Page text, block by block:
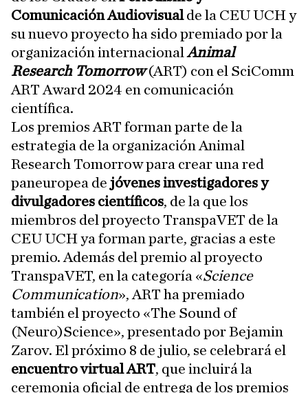
Comunicación Audiovisualde la CEU UCH y
su nuevo proyecto ha sido premiado por la
organización internacional Animal
Research Tomorrow(ART) con el SciComm
ART Award 2024 en comunicación
científica.
Los premios ART forman parte de la
estrategia de la organización Animal
Research Tomorrow para crear una red
paneuropea de jóvenes investigadores y
divulgadores científicos, de la que los
miembros del proyecto TranspaVET de la
CEU UCH ya forman parte, gracias a este
premio. Además del premio al proyecto
TranspaVET, en la categoría «Science
Communication», ART ha premiado
también el proyecto «The Sound of
(Neuro)Science», presentado por Bejamin
Zarov. El próximo 8 de julio, se celebrará el
encuentro virtual ART, que incluirá la
ceremonia oficial de entrega de los premios